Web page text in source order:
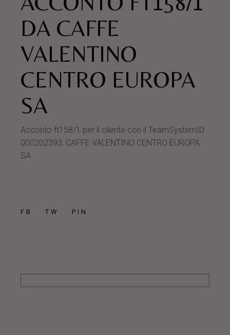
DA CAFFE
VALENTINO
CENTRO EUROPA
SA
Acconto ft158/1 per il cliente con il TeamSystemID
000202393, CAFFE VALENTINO CENTRO EUROPA
SA
FB TW PIN